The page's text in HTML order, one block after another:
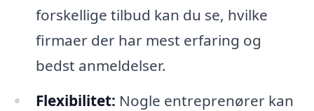
forskellige tilbud kan du se, hvilke
firmaer der har mest erfaring og
bedst anmeldelser.
Flexibilitet: Nogle entreprenører kan